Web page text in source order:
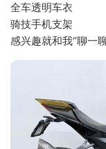
全车透明车衣
骑技手机支架
感兴趣就和我“聊一